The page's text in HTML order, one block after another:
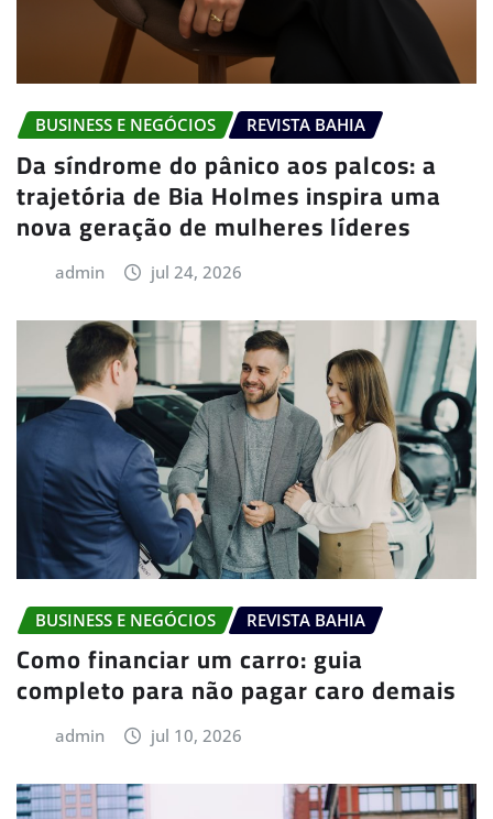
BUSINESS E NEGÓCIOS REVISTA BAHIA
Da síndrome do pânico aos palcos: a
trajetória de Bia Holmes inspira uma
nova geração de mulheres líderes
admin jul 24, 2026
BUSINESS E NEGÓCIOS REVISTA BAHIA
Como financiar um carro: guia
completo para não pagar caro demais
admin jul 10, 2026